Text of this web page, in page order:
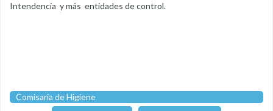
Intendencia y más entidades de control.
Comisaria de Higiene